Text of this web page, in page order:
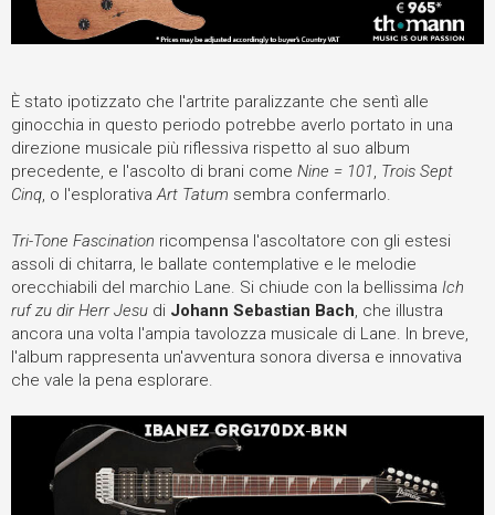
È stato ipotizzato che l'artrite paralizzante che sentì alle
ginocchia in questo periodo potrebbe averlo portato in una
direzione musicale più riflessiva rispetto al suo album
precedente, e l'ascolto di brani come Nine = 101, Trois Sept
Cinq, o l'esplorativaArt Tatum sembra confermarlo.
Tri-Tone Fascination ricompensa l'ascoltatore con gli estesi
assoli di chitarra, le ballate contemplative e le melodie
orecchiabili del marchio Lane. Si chiude con la bellissima Ich
ruf zu dir Herr Jesu di Johann Sebastian Bach, che illustra
ancora una volta l'ampia tavolozza musicale di Lane. In breve,
l'album rappresenta un'avventura sonora diversa e innovativa
che vale la pena esplorare.